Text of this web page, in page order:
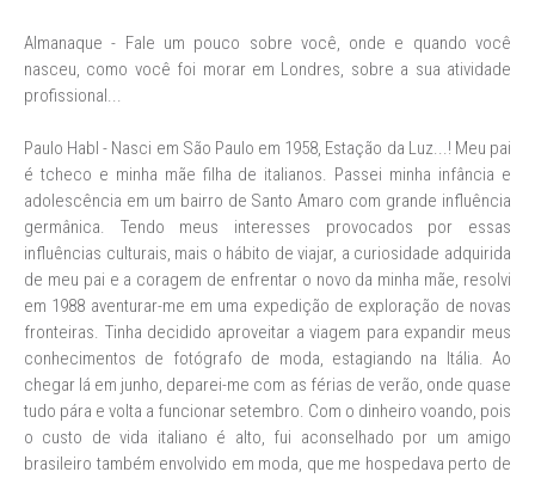
Almanaque - Fale um pouco sobre você, onde e quando você
nasceu, como você foi morar em Londres, sobre a sua atividade
profissional...
Paulo Habl - Nasci em São Paulo em 1958, Estação da Luz...! Meu pai
é tcheco e minha mãe filha de italianos. Passei minha infância e
adolescência em um bairro de Santo Amaro com grande influência
germânica. Tendo meus interesses provocados por essas
influências culturais, mais o hábito de viajar, a curiosidade adquirida
de meu pai e a coragem de enfrentar o novo da minha mãe, resolvi
em 1988 aventurar-me em uma expedição de exploração de novas
fronteiras. Tinha decidido aproveitar a viagem para expandir meus
conhecimentos de fotógrafo de moda, estagiando na Itália. Ao
chegar lá em junho, deparei-me com as férias de verão, onde quase
tudo pára e volta a funcionar setembro. Com o dinheiro voando, pois
o custo de vida italiano é alto, fui aconselhado por um amigo
brasileiro também envolvido em moda, que me hospedava perto de